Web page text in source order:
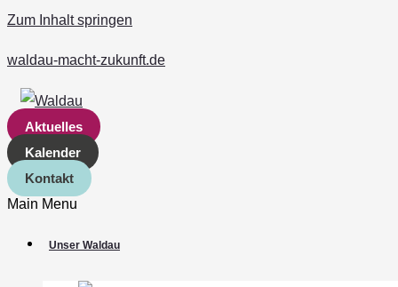
Zum Inhalt springen
waldau-macht-zukunft.de
Aktuelles
Kalender
Kontakt
Main Menu
Unser Waldau